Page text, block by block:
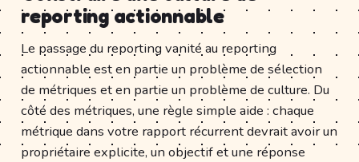
reporting actionnable
Le passage du reporting vanité au reporting
actionnable est en partie un problème de sélection
de métriques et en partie un problème de culture. Du
côté des métriques, une règle simple aide : chaque
métrique dans votre rapport récurrent devrait avoir un
propriétaire explicite, un objectif et une réponse